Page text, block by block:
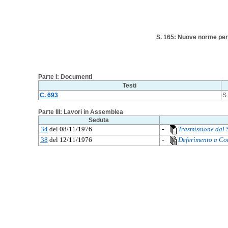
S. 165: Nuove norme
Parte I: Documenti
Testi
C. 693
Parte III: Lavori in Assemblea
Seduta
34del 08/11/1976 -
Trasmissione dal
38 del 12/11/1976 - Deferimento a